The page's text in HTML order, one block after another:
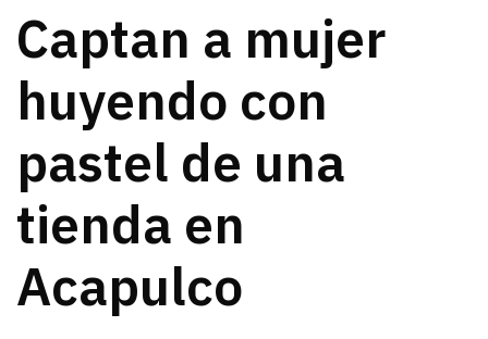
Captan a mujer
huyendo con
pastel de una
tienda en
Acapulco